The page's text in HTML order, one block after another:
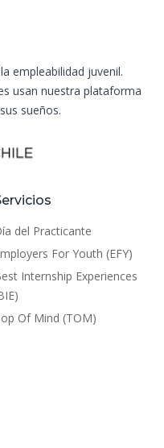
empleabilidad juvenil.
usan nuestra plataforma
sueños.
del Practicante
For Youth (EFY)
Internship Experiences
Of Mind (TOM)